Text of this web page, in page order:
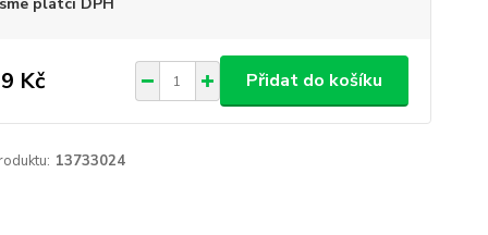
Kč Přidat do košíku
13733024